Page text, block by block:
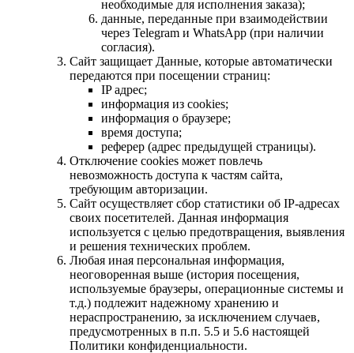
необходимые для исполнения заказа);
данные, переданные при взаимодействии
через Telegram и WhatsApp (при наличии
согласия).
Сайт защищает Данные, которые автоматически
передаются при посещении страниц:
IP адрес;
информация из cookies;
информация о браузере;
время доступа;
реферер (адрес предыдущей страницы).
Отключение cookies может повлечь
невозможность доступа к частям сайта,
требующим авторизации.
Сайт осуществляет сбор статистики об IP-адресах
своих посетителей. Данная информация
используется с целью предотвращения, выявления
и решения технических проблем.
Любая иная персональная информация,
неоговоренная выше (история посещения,
используемые браузеры, операционные системы и
т.д.) подлежит надежному хранению и
нераспространению, за исключением случаев,
предусмотренных в п.п. 5.5 и 5.6 настоящей
Политики конфиденциальности.